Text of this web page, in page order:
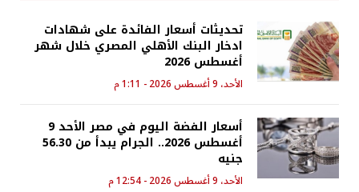
تحديثات أسعار الفائدة على شهادات
ادخار البنك الأهلي المصري خلال شهر
أغسطس 2026
الأحد، 9 أغسطس 2026 - 1:11 م
أسعار الفضة اليوم في مصر الأحد 9
أغسطس 2026.. الجرام يبدأ من 56.30
جنيه
الأحد، 9 أغسطس 2026 - 12:54 م